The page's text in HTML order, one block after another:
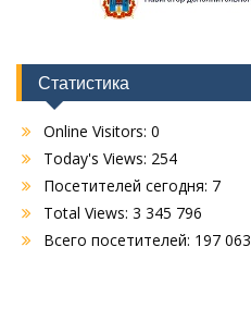
Статистика
Online Visitors: 0
Today's Views: 254
Посетителей сегодня: 7
Total Views: 3 345 796
Всего посетителей: 197 063